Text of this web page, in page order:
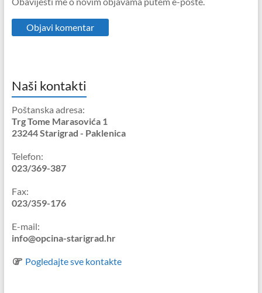
Naši kontakti
Poštanska adresa:
Trg Tome Marasovića 1
23244 Starigrad - Paklenica
Telefon:
023/369-387
Fax:
023/359-176
E-mail:
info@opcina-starigrad.hr
Pogledajte sve kontakte